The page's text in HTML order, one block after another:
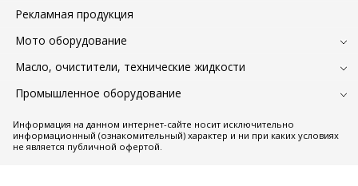
Рекламная продукция
Мото оборудование
Масло, очистители, технические жидкости
Промышленное оборудование
Информация на данном интернет-сайте носит исключительно
информационный (ознакомительный) характер и ни при каких условиях
не является публичной офертой.